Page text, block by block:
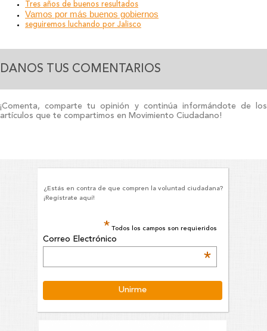
Tres años de buenos resultados
Vamos por más buenos gobiernos
seguiremos luchando por Jalisco
DANOS TUS COMENTARIOS
¡Comenta, comparte tu opinión y continúa informándote de los
artículos que te compartimos en Movimiento Ciudadano!
¿Estás en contra de que compren la voluntad ciudadana?
¡Regístrate aquí!
* Todos los campos son requieridos
Correo Electrónico
*